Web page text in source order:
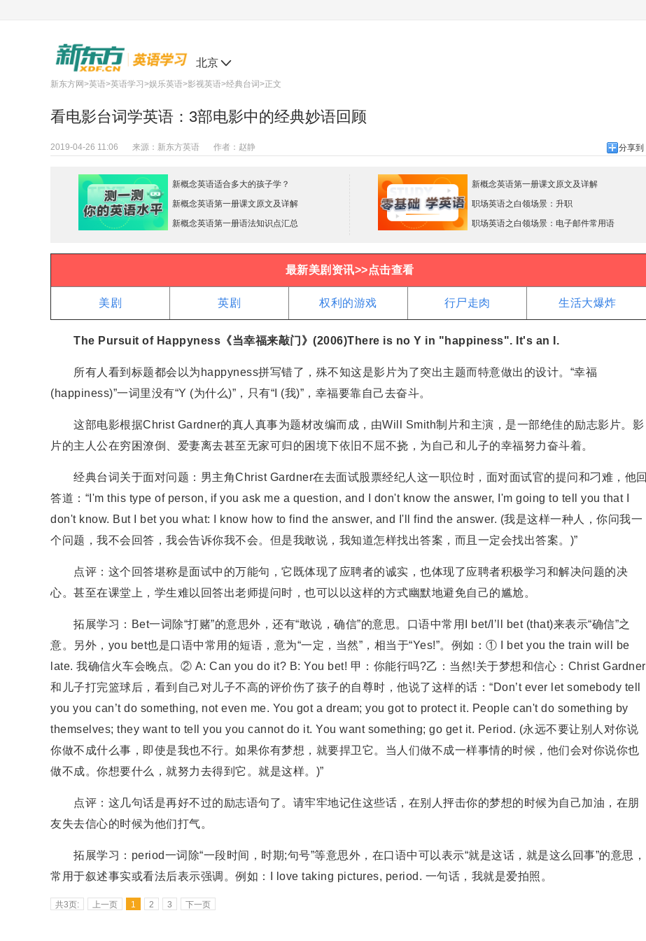
北京
新东方网>英语>英语学习 >娱乐英语>影视英语>经典台词>正文
看电影台词学英语：3部电影中的经典妙语回顾
2019-04-26 11:06 来源： 新东方英语 作者： 赵静 分享到
新概念英语适合多大的孩子学？
新概念英语第一册课文原文及详解
新概念英语第一册语法知识点汇总
新概念英语第一册课文原文及详解
职场英语之白领场景：升职
职场英语之白领场景：电子邮件常用语
最新美剧资讯>>点击查看
美剧 英剧 权利的游戏 行尸走肉 生活大爆炸
The Pursuit of Happyness《当幸福来敲门》(2006)There is no Y in "happiness". It's an I.
所有人看到标题都会以为happyness拼写错了，殊不知这是影片为了突出主题而特意做出的设计。“幸福
(happiness)”一词里没有“Y (为什么)”，只有“I (我)”，幸福要靠自己去奋斗。
这部电影根据Christ Gardner的真人真事为题材改编而成，由Will Smith制片和主演，是一部绝佳的励志影片。影
片的主人公在穷困潦倒、爱妻离去甚至无家可归的困境下依旧不屈不挠，为自己和儿子的幸福努力奋斗着。
经典台词关于面对问题：男主角Christ Gardner在去面试股票经纪人这一职位时，面对面试官的提问和刁难，他回
答道：“I'm this type of person, if you ask me a question, and I don't know the answer, I'm going to tell you that I
don't know. But I bet you what: I know how to find the answer, and I'll find the answer. (我是这样一种人，你问我一
个问题，我不会回答，我会告诉你我不会。但是我敢说，我知道怎样找出答案，而且一定会找出答案。)”
点评：这个回答堪称是面试中的万能句，它既体现了应聘者的诚实，也体现了应聘者积极学习和解决问题的决
心。甚至在课堂上，学生难以回答出老师提问时，也可以以这样的方式幽默地避免自己的尴尬。
拓展学习：Bet一词除“打赌”的意思外，还有“敢说，确信”的意思。口语中常用I bet/I’ll bet (that)来表示“确信”之
意。另外，you bet也是口语中常用的短语，意为“一定，当然”，相当于“Yes!”。例如：① I bet you the train will be
late. 我确信火车会晚点。② A: Can you do it? B: You bet! 甲：你能行吗?乙：当然!关于梦想和信心：Christ Gardner
和儿子打完篮球后，看到自己对儿子不高的评价伤了孩子的自尊时，他说了这样的话：“Don’t ever let somebody tell
you you can’t do something, not even me. You got a dream; you got to protect it. People can't do something by
themselves; they want to tell you you cannot do it. You want something; go get it. Period. (永远不要让别人对你说
你做不成什么事，即使是我也不行。如果你有梦想，就要捍卫它。当人们做不成一样事情的时候，他们会对你说你也
做不成。你想要什么，就努力去得到它。就是这样。)”
点评：这几句话是再好不过的励志语句了。请牢牢地记住这些话，在别人抨击你的梦想的时候为自己加油，在朋
友失去信心的时候为他们打气。
拓展学习：period一词除“一段时间，时期;句号”等意思外，在口语中可以表示“就是这话，就是这么回事”的意思，
常用于叙述事实或看法后表示强调。例如：I love taking pictures, period. 一句话，我就是爱拍照。
共3页: 上一页 1 2 3 下一页